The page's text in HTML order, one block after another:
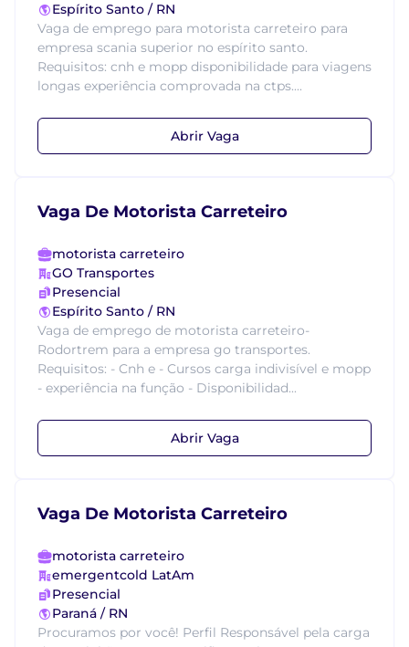
Espírito Santo / RN
Vaga de emprego para motorista carreteiro para
empresa scania superior no espírito santo.
Requisitos: cnh e mopp disponibilidade para viagens
longas experiência comprovada na ctps....
Abrir Vaga
Vaga De Motorista Carreteiro
motorista carreteiro
GO Transportes
Presencial
Espírito Santo / RN
Vaga de emprego de motorista carreteiro-
Rodortrem para a empresa go transportes.
Requisitos: - Cnh e - Cursos carga indivisível e mopp
- experiência na função - Disponibilidad...
Abrir Vaga
Vaga De Motorista Carreteiro
motorista carreteiro
emergentcold LatAm
Presencial
Paraná / RN
Procuramos por você! Perfil Responsável pela carga